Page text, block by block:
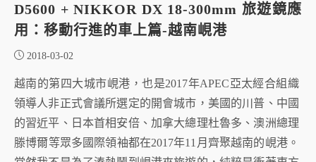
D5600 + NIKKOR DX 18-300mm 旅遊鏡應
用：移動行進的車上篇-越南峴港
2018-03-02
越南的第四大城市峴港，也是2017年APEC亞太經合組織
領導人非正式會議所選定的開會城市，美國的川普、中國
的習近平、日本首相安倍、加拿大總理杜魯多、澳洲總理
滕博爾等眾多國際領袖都在2017年11月齊聚越南的峴港。